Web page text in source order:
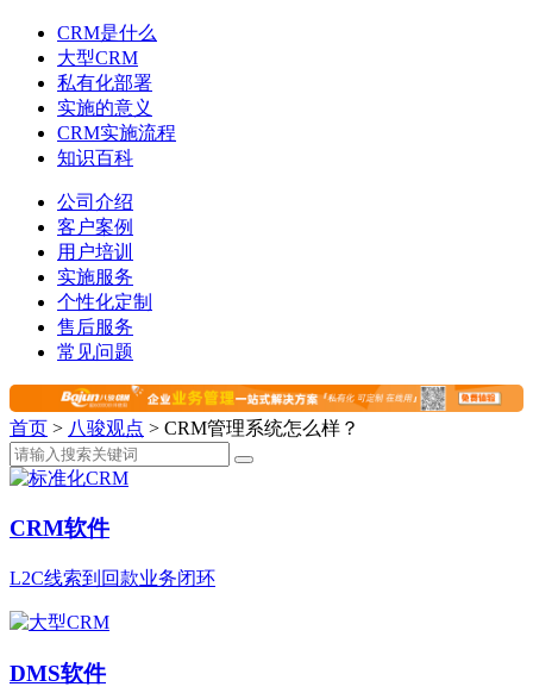
CRM是什么
大型CRM
私有化部署
实施的意义
CRM实施流程
知识百科
公司介绍
客户案例
用户培训
实施服务
个性化定制
售后服务
常见问题
首页 > 八骏观点 > CRM管理系统怎么样？
CRM软件
L2C线索到回款业务闭环
DMS软件